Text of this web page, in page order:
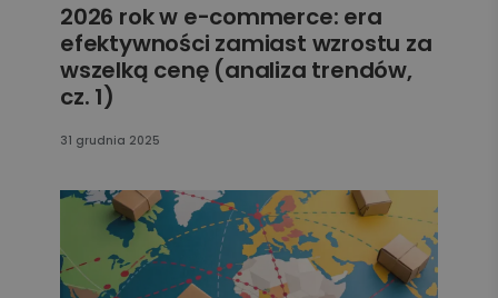
2026 rok w e-commerce: era
efektywności zamiast wzrostu za
wszelką cenę (analiza trendów,
cz. 1)
31 grudnia 2025